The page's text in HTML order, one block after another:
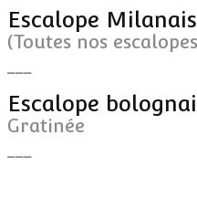
Escalope
(Toutes nos
Escalope
Gratinée